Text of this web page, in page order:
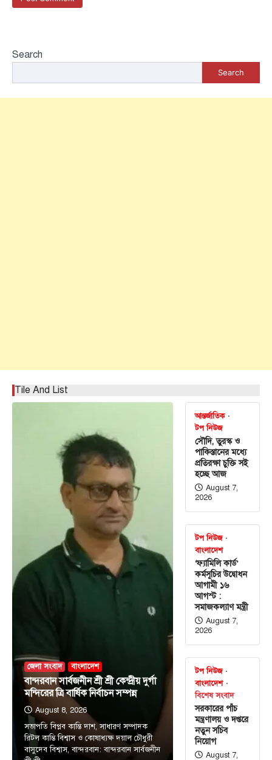
Search
Search
Tile And List
জেলা সংবাদ বাংলাদেশ
বান্দরবান সার্বজনীন শ্রী শ্রী কেন্দ্রীয় দুর্গা
মন্দিরের ত্রি বার্ষিক নির্বাচন সম্পন্ন
August 8, 2026
সভাপতি বিপ্লব কান্তি দাশ, সাধারণ সম্পাদক
রিটল কান্তি বিশ্বাস ও কোষাধ্যক্ষ দয়াল চৌধুরী
বাসুদেব বিশ্বাস, বান্দরবান: বান্দরবান সার্বজনীন
আন্তর্জাতিক
টপ নিউজ
সৌদি, তুরস্ক ও
পাকিস্তানের মধ্যে
প্রতিরক্ষা চুক্তি সই
হচ্ছে আজ
August 7,
2026
টপ নিউজ
বাংলাদেশ
‘ফ্যামিলি কার্ড’
কর্মসূচির উদ্বোধন
আগামী ১৬
আগস্ট :
সমাজকল্যাণ মন্ত্রী
August 7,
2026
টপ নিউজ
বাংলাদেশ
বিশেষ সংবাদ
সরকারের পাঁচ
মন্ত্রণালয় ও দপ্তরে
নতুন সচিব
নিয়োগ
August 7,
সৌদি, তুরস্ক ও পাকিস্তানের মধ্যে প্রতিরক্ষা চুক্তি
সই হচ্ছে আজ
August 7, 2026